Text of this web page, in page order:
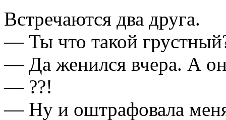
Встречаются два друга.
— Ты что такой
— Да женился вчера. А
— ??!
— Ну и оштрафовала